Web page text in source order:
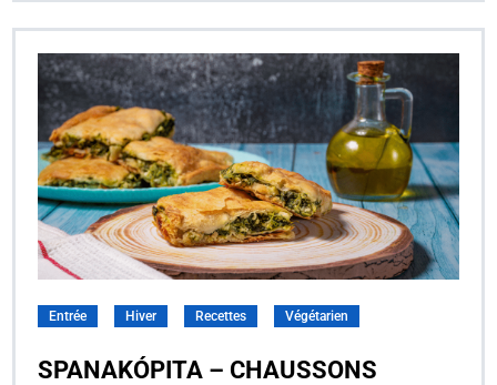
Entrée Hiver Recettes Végétarien
SPANAKÓPITA – CHAUSSONS